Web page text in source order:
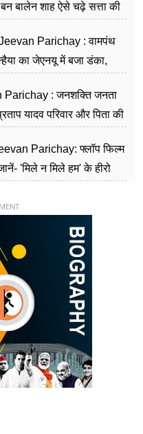
बालेन शाह ऐसे चढ़े सत्ता की
Parichay : वामपंथ
का जेएनयू में बजा डंका,
: जनशक्ति जनता
यादव परिवार और पिता की
Parichay: फ्लॉप फिल्म
'मिले न मिले हम' के हीरो